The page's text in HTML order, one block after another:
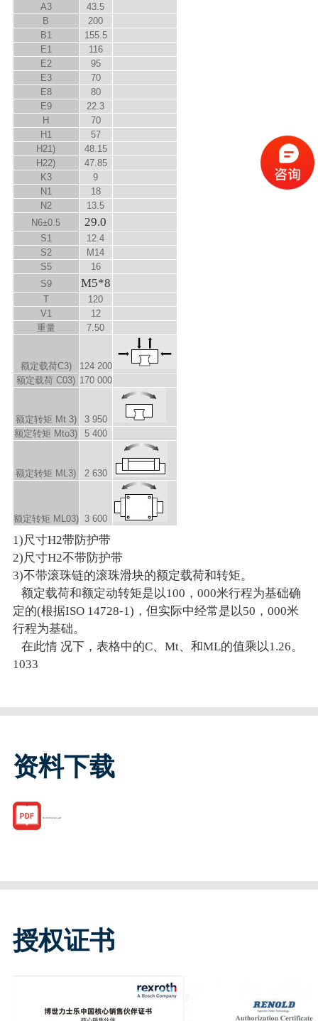
A3
43.5
B
200
B1
155.5
E1
116
E2
95
E3
70
E8
80
E9
22.3
H
70
H 1
57
H21)
48.15
H22)
47.85
K3
9
N1
18
N2
13.5
N6±0.5 29.0
S1
12.4
S2
M14
S5
16
S9 M5*8
T
120
V1
12
重量
7.50
额定载荷C3)
124 200
额定载荷 C03) 170 000
额定转矩 Mt 3)
3 950
额定转矩 Mto3) 5 400
额定转矩 M L3) 2 630
额定转矩 M L03) 3 600
1)尺寸H2带防护带
2)尺寸H2不带防护带
3)不带滚珠链的滚珠滑块的额定载荷和转矩。
额定载荷和额定动转矩是以100，000米行程为基础确
定的(根据ISO 14728-1)，但实际中经常是以50，000米
行程为基础。
在此情 况下，表格中的C、Mt、和ML的值乘以1.26。
1033
资料下载
R165352210.pdf
授权证书